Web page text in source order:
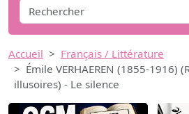
Accueil
Français / Littérature
Émile VERHAEREN (1855-1916)
illusoires) - Le silence